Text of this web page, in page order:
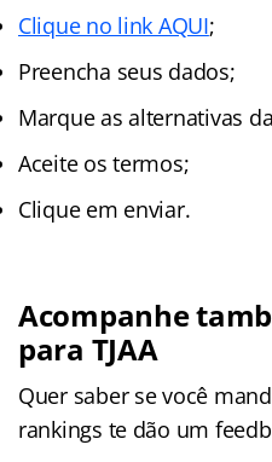
Clique no link AQUI;
Preencha seus dados;
Marque as alternativas
Aceite os termos;
Clique em enviar.
Acompanhe
para TJAA
Quer saber se você
rankings te dão um